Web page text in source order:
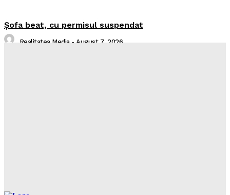
Şofa beat, cu permisul suspendat
Realitatea Media - August 7, 2026